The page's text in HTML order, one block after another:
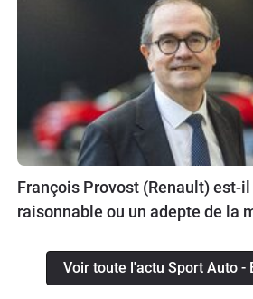
François Provost (Renault) est-
raisonnable ou un adepte de la
Voir toute l'actu Sport Auto -